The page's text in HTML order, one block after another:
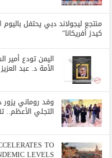
منتجع ليجولاند دبي يحتفل
كيدز أفريكانا”
اليمن تودع
الأمة د. عبد
وفد روماني يزور
التجلي الأعظم..
TO
LEVELS